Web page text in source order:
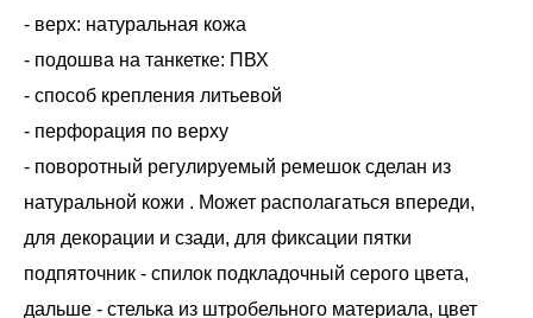
- верх: натуральная кожа
- подошва на танкетке: ПВХ
- способ крепления литьевой
- перфорация по верху
- поворотный регулируемый ремешок сделан из
натуральной кожи . Может располагаться впереди,
для декорации и сзади, для фиксации пятки
подпяточник - спилок подкладочный серого цвета,
дальше - стелька из штробельного материала, цвет